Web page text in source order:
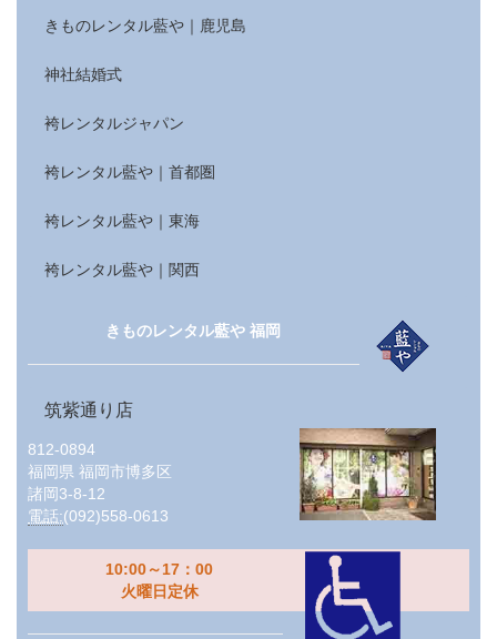
きものレンタル藍や｜鹿児島
神社結婚式
袴レンタルジャパン
袴レンタル藍や｜首都圏
袴レンタル藍や｜東海
袴レンタル藍や｜関西
きものレンタル藍や 福岡
筑紫通り店
812-0894
福岡県 福岡市博多区
諸岡3-8-12
電話:(092)558-0613
10:00～17：00
火曜日定休